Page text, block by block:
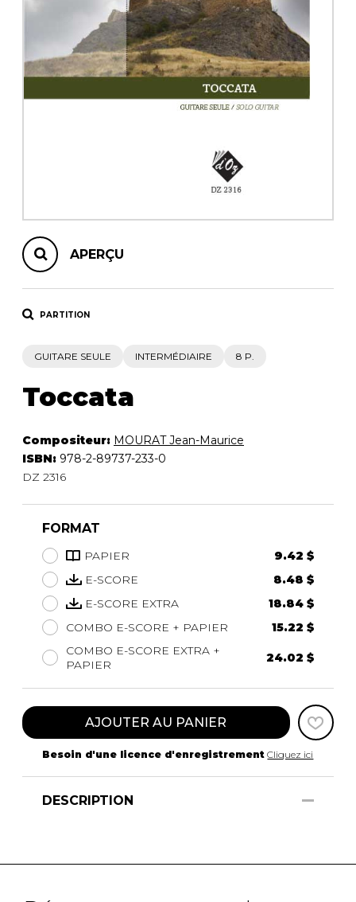
AUTRES PRODUITS
APERÇU
PARTITION
GUITARE SEULE INTERMÉDIAIRE 8 P.
Toccata
Compositeur: MOURAT Jean-Maurice
ISBN: 978-2-89737-233-0
DZ 2316
FORMAT
PAPIER
9.42 $
E-SCORE
8.48 $
E-SCORE EXTRA
18.84 $
COMBO E-SCORE + PAPIER
15.22 $
COMBO E-SCORE EXTRA +
PAPIER
24.02 $
AJOUTER AU PANIER
Besoin d'une licence d'enregistrement Cliquez ici
DESCRIPTION